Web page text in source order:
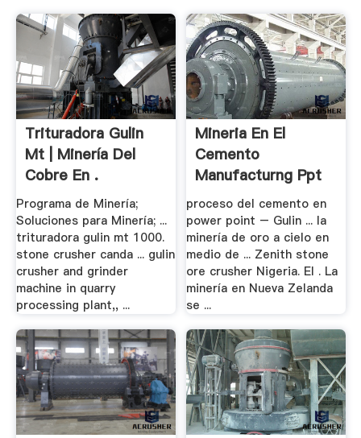
Trituradora Gulin
Mt | Minería Del
Cobre En .
Programa de Minería;
Soluciones para Minería; ...
trituradora gulin mt 1000.
stone crusher canda ... gulin
crusher and grinder
machine in quarry
processing plant,, ...
Mineria En El
Cemento
Manufacturng Ppt
Etiopia ...
proceso del cemento en
power point – Gulin ... la
minería de oro a cielo en
medio de ... Zenith stone
ore crusher Nigeria. El . La
minería en Nueva Zelanda
se ...